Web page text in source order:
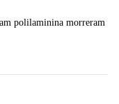
polilaminina morreram